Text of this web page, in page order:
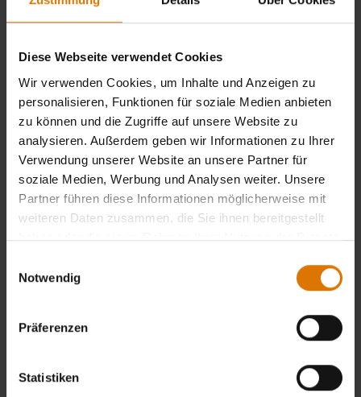
Diese Webseite verwendet Cookies
Wir verwenden Cookies, um Inhalte und Anzeigen zu
personalisieren, Funktionen für soziale Medien anbieten
zu können und die Zugriffe auf unsere Website zu
analysieren. Außerdem geben wir Informationen zu Ihrer
Verwendung unserer Website an unsere Partner für
soziale Medien, Werbung und Analysen weiter. Unsere
Partner führen diese Informationen möglicherweise mit
weiteren Daten zusammen, die Sie ihnen bereitgestellt
haben oder die sie im Rahmen Ihrer Nutzung der Dienste
Notwendig
Präferenzen
Statistiken
WEBER CRAFTED Plancha
4.8 (798)
inkl. MwSt., zzgl. Versand
Deluxe-Plancha
Passend für Genesis II 300 / 400 / 600er-
Serie
4.2 (76)